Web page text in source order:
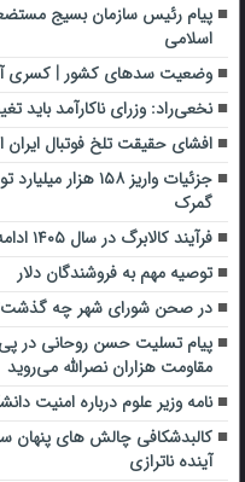
پیام رئیس سازمان بسیج
اسلامی
وضعیت سدهای کشور | کسری
نخعی‌راد: وزرای ناکارآمد باید
افشای حقیقت تلخ فوتبال
جزئیات واریز ۱۵۸
گمرک
فرآیند کالابرگ در سال ۱۴۰۵ ادامه دارد
توصیه مهم به فروشندگان دلار
در صحن شورای شهر چه
پیام تسلیت حسن روحانی در
مقاومت هزاران نصرالله می‌روید
نامه وزیر علوم درباره امنیت
کالبدشکافی چالش های پنهان
آینده ناترازی